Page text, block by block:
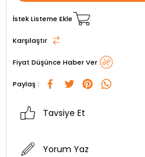
İstek Listeme Ekle
Karşılaştır
Fiyat Düşünce Haber Ver
Paylaş :
Tavsiye Et
Yorum Yaz